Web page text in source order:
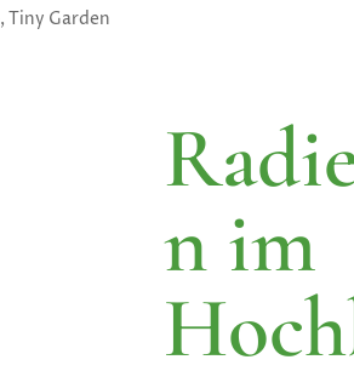
,Tiny Garden
n im